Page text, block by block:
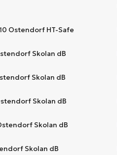
Ostendorf HT-Safe
Skolan dB
Skolan dB
Skolan dB
Skolan dB
Skolan dB